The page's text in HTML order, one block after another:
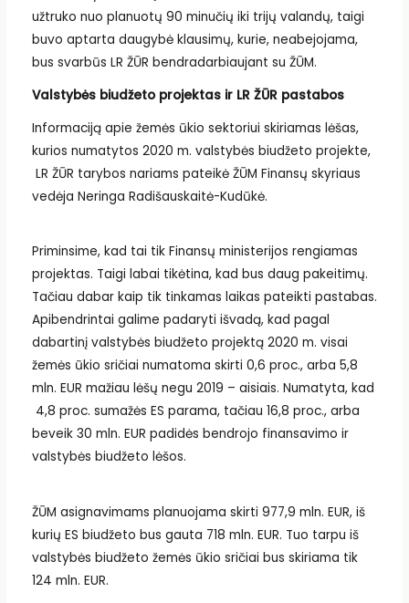
užtruko nuo planuotų 90 minučių iki trijų valandų, taigi
buvo aptarta daugybė klausimų, kurie, neabejojama,
bus svarbūs LR ŽŪR bendradarbiaujant su ŽŪM.
Valstybės biudžeto projektas ir LR ŽŪR pastabos
Informaciją apie žemės ūkio sektoriui skiriamas lėšas,
kurios numatytos 2020 m. valstybės biudžeto projekte,
LR ŽŪR tarybos nariams pateikė ŽŪM Finansų skyriaus
vedėja Neringa Radišauskaitė-Kudūkė.
Priminsime, kad tai tik Finansų ministerijos rengiamas
projektas. Taigi labai tikėtina, kad bus daug pakeitimų.
Tačiau dabar kaip tik tinkamas laikas pateikti pastabas.
Apibendrintai galime padaryti išvadą, kad pagal
dabartinį valstybės biudžeto projektą 2020 m. visai
žemės ūkio sričiai numatoma skirti 0,6 proc., arba 5,8
mln. EUR mažiau lėšų negu 2019 – aisiais. Numatyta, kad
4,8 proc. sumažės ES parama, tačiau 16,8 proc., arba
beveik 30 mln. EUR padidės bendrojo finansavimo ir
valstybės biudžeto lėšos.
ŽŪM asignavimams planuojama skirti 977,9 mln. EUR, iš
kurių ES biudžeto bus gauta 718 mln. EUR. Tuo tarpu iš
valstybės biudžeto žemės ūkio sričiai bus skiriama tik
124 mln. EUR.